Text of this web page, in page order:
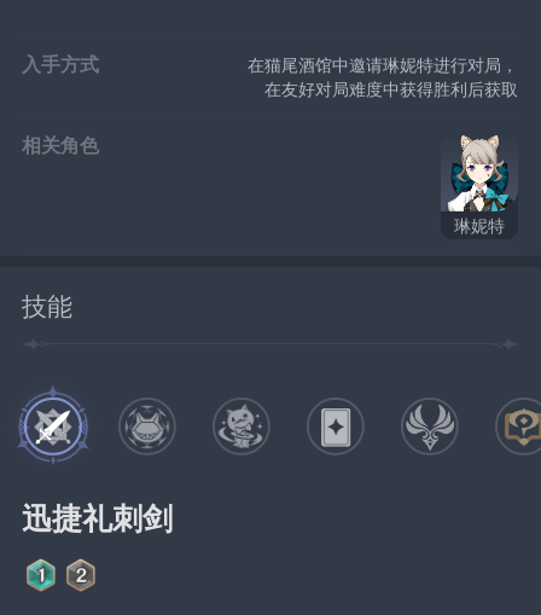
入手方式
在猫尾酒馆中邀请琳妮特进行对局，
在友好对局难度中获得胜利后获取
相关角色
琳妮特
技能
迅捷礼刺剑